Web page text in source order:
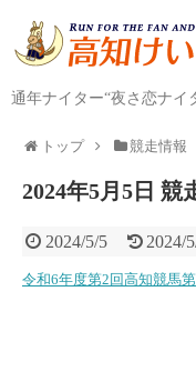
通年ナイター“夜さ恋ナイ
トップ 競走情報
2024年5月5日 競
2024/5/5 2024/
令和6年度第2回高知競馬